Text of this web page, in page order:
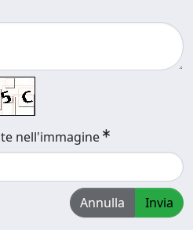
nell'immagine
Annulla Invia